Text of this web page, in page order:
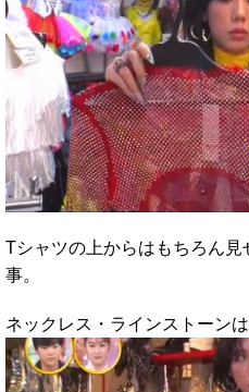
Tシャツの上からはもちろん
事。
ネックレス・ラインストーンは